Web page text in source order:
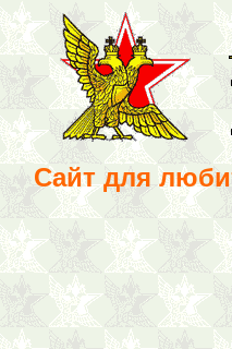
Сайт для